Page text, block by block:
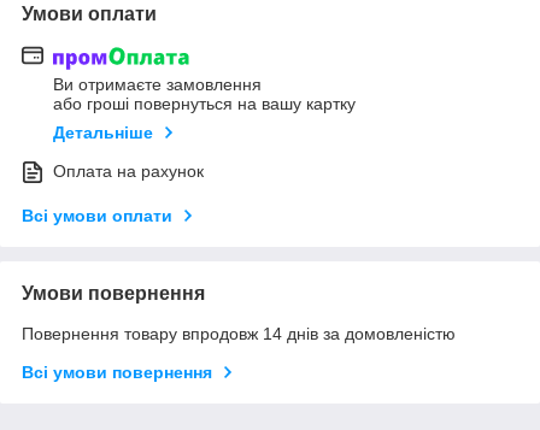
Умови оплати
Ви отримаєте замовлення
або гроші повернуться на вашу картку
Детальніше
Оплата на рахунок
Всі умови оплати
Умови повернення
Повернення товару впродовж 14 днів за домовленістю
Всі умови повернення